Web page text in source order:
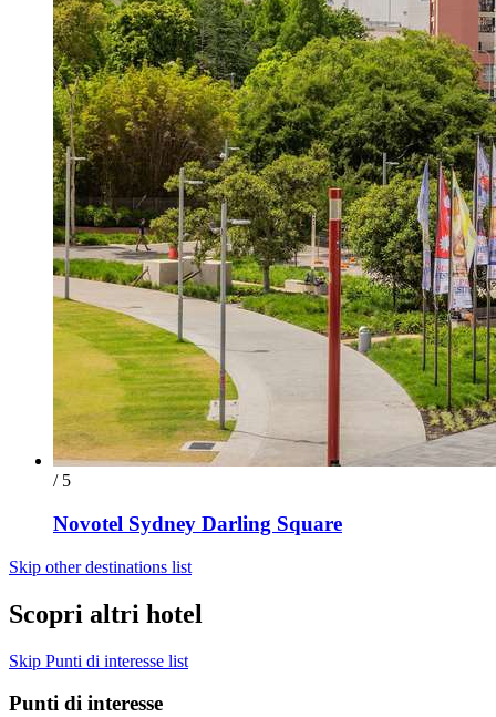
/ 5
Novotel Sydney Darling Square
Skip other destinations list
Scopri altri hotel
Skip Punti di interesse list
Punti di interesse